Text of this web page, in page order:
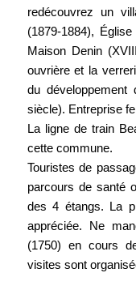
redécouvrez un
(1879-1884),
Maison Denin
ouvrière et la
du développement
siècle). Entreprise
La ligne de train
cette commune.
Touristes de
parcours de santé
des 4 étangs. La
appréciée. Ne
(1750) en cours
visites sont